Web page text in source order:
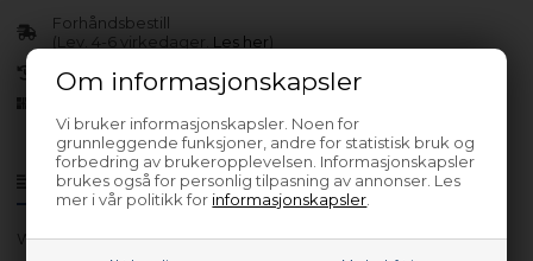
Om informasjonskapsler
Vi bruker informasjonskapsler. Noen for
grunnleggende funksjoner, andre for statistisk bruk og
forbedring av brukeropplevelsen. Informasjonskapsler
brukes også for personlig tilpasning av annonser. Les
mer i vår politikk for informasjonskapsler
Produktinfo Spørsmål om varen?
WME61094/1
Forhåndsbestill
(Lev. 4-6 virkedager. Les her)
30 dagers returrett